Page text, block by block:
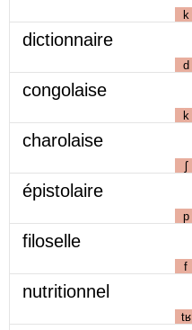
k
dictionnaire
d
congolaise
k
charolaise
ʃ
épistolaire
p
filoselle
f
nutritionnel
tʁ